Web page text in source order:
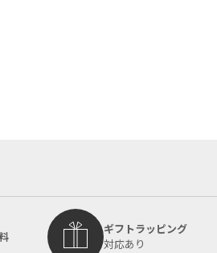
ギフトラッピング
対応あり